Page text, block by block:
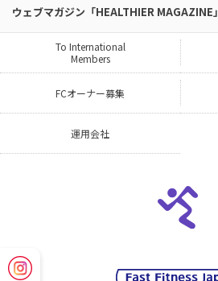
ウェブマガジン「HEALTHIER MAGAZINE」
To International
Members
FCオーナー募集
運用会社